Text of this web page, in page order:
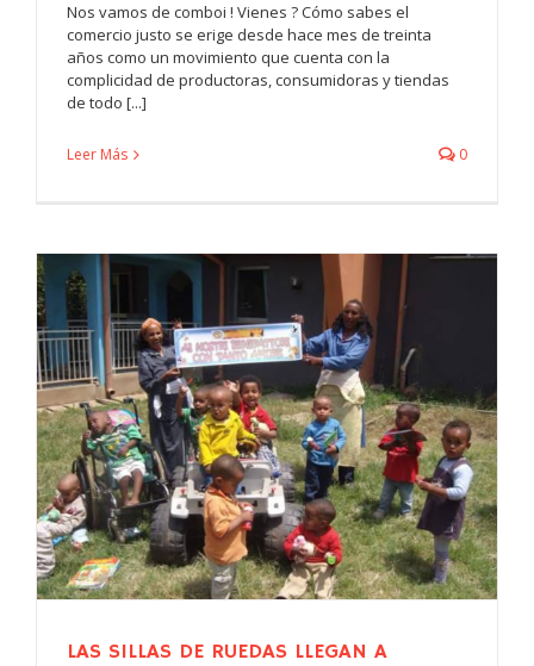
Nos vamos de comboi ! Vienes ? Cómo sabes el
comercio justo se erige desde hace mes de treinta
años como un movimiento que cuenta con la
complicidad de productoras, consumidoras y tiendas
de todo [...]
Leer Más 0
LAS SILLAS DE RUEDAS LLEGAN A